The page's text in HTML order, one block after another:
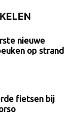
nieuwe
op strand
fietsen bij